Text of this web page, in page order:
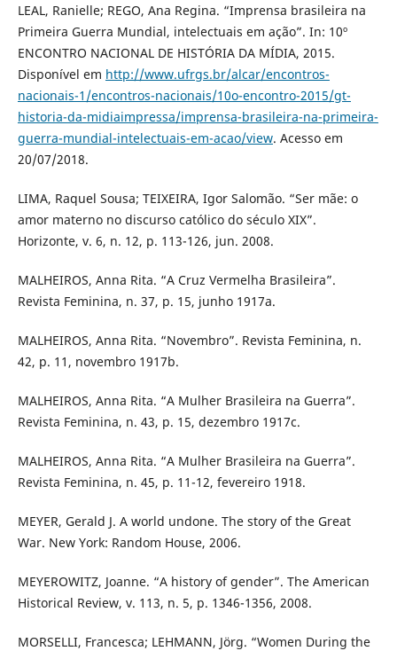
LEAL, Ranielle; REGO, Ana Regina. “Imprensa brasileira na
Primeira Guerra Mundial, intelectuais em ação”. In: 10º
ENCONTRO NACIONAL DE HISTÓRIA DA MÍDIA, 2015.
Disponível em http://www.ufrgs.br/alcar/encontros-
nacionais-1/encontros-nacionais/10o-encontro-2015/gt-
historia-da-midiaimpressa/imprensa-brasileira-na-primeira-
guerra-mundial-intelectuais-em-acao/view. Acesso em
20/07/2018.
LIMA, Raquel Sousa; TEIXEIRA, Igor Salomão. “Ser mãe: o
amor materno no discurso católico do século XIX”.
Horizonte, v. 6, n. 12, p. 113-126, jun. 2008.
MALHEIROS, Anna Rita. “A Cruz Vermelha Brasileira”.
Revista Feminina, n. 37, p. 15, junho 1917a.
MALHEIROS, Anna Rita. “Novembro”. Revista Feminina, n.
42, p. 11, novembro 1917b.
MALHEIROS, Anna Rita. “A Mulher Brasileira na Guerra”.
Revista Feminina, n. 43, p. 15, dezembro 1917c.
MALHEIROS, Anna Rita. “A Mulher Brasileira na Guerra”.
Revista Feminina, n. 45, p. 11-12, fevereiro 1918.
MEYER, Gerald J. A world undone. The story of the Great
War. New York: Random House, 2006.
MEYEROWITZ, Joanne. “A history of gender”. The American
Historical Review, v. 113, n. 5, p. 1346-1356, 2008.
MORSELLI, Francesca; LEHMANN, Jörg. “Women During the